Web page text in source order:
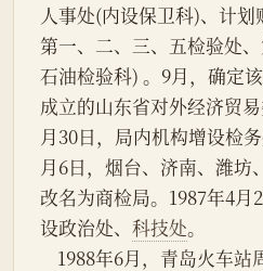
人事处(内设保卫科)、计划
第一、二、三、五检验处
石油检验科) 。9月，确定
成立的山东省对外经济贸
月30日，局内机构增设检
月6日，烟台、济南、潍坊
改名为商检局。1987年4月
设政治处、 科技处。